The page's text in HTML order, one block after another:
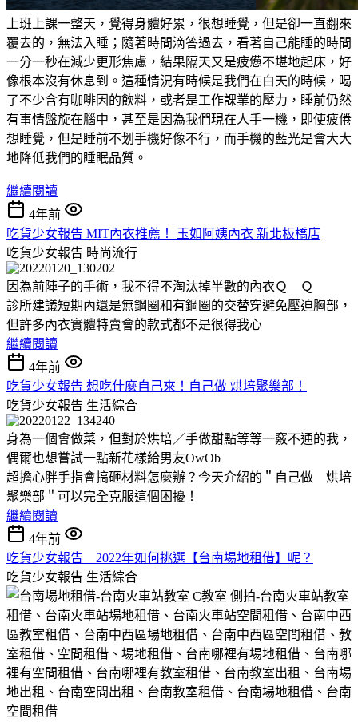
上班上課一整天，覺得身體好累，很想睡覺，但是卻一直翻來
覆去的，無法入睡；隨著時間滴答過去，看著自己能睡的時間
一分一秒在減少更形焦慮，結果隔天又是疲憊不堪地起床，好
像根本沒有休息到。這種情況有時候是我們在白天的時候，喝
了不少含有咖啡因的飲料，或者是工作課業的壓力，睡前仍然
有事情盤旋在腦中，甚至是因為我們現在人手一機，即使疲倦
想睡覺，但是睡前不划手機好像不行，而手機的藍光是會大大
地降低我們的睡眠品質。
繼續閱讀
4年前
吃貨少女報告 MIT內衣推薦！ 玉如阿姨內衣 新北板橋店
吃貨少女報告 時尚流行
因為前陣子的手術，我不得不淘汰掉半數的內衣Ｑ＿Ｑ
診所建議短期內還是無鋼圈和有鋼圈的交替穿避免壓迫胸部，
但許多內衣實體特賣會的款式都不是很得我心
繼續閱讀
4年前
吃貨少女報告 想吃什麼自己來！自己做 烘培聚樂部！
吃貨少女報告 生活綜合
身為一個會做菜，但對於烘培／手做甜點等等一竅不通的我，
偶爾也想嘗試一點新花樣給男友OwOb
超擔心胖手指會搞砸材料怎麼辦？今天介紹的＂自己做 烘培
聚樂部＂可以完全克服這個困擾！
繼續閱讀
4年前
吃貨少女報告 2022年如何挑選【台南場地租借】呢？
吃貨少女報告 生活綜合